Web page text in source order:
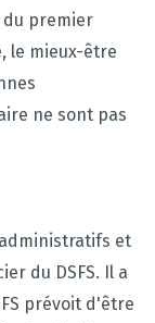
du premier
le mieux-être
ne sont pas
et
du DSFS. Il a
prévoit d'être